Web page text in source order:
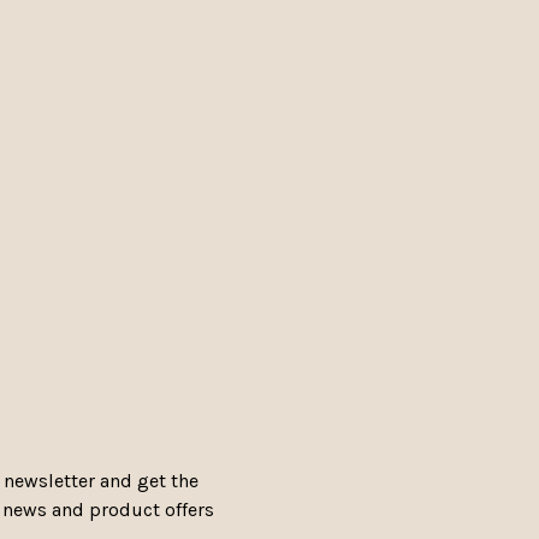
and get the
and product offers